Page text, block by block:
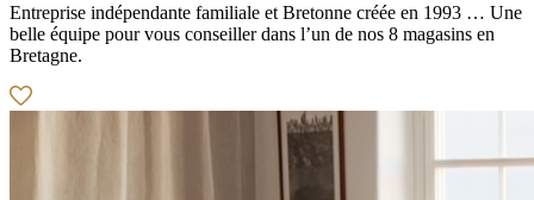
Entreprise indépendante familiale et Bretonne créée en 1993 … Une
belle équipe pour vous conseiller dans l’un de nos 8 magasins en
Bretagne.